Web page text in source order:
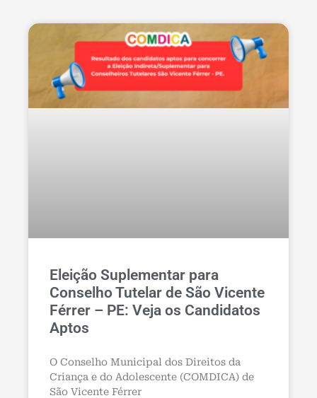
Eleição Suplementar para
Conselho Tutelar de São Vicente
Férrer – PE: Veja os Candidatos
Aptos
O Conselho Municipal dos Direitos da
Criança e do Adolescente (COMDICA) de
São Vicente Férrer